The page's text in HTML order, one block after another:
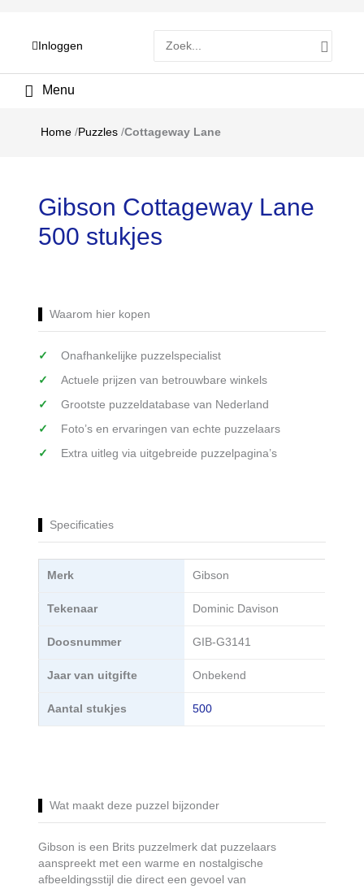
Inloggen
naar:
Hoofdmenu
Home /Puzzles /Cottageway Lane
Gibson Cottageway Lane
500 stukjes
Waarom hier kopen
Onafhankelijke puzzelspecialist
Actuele prijzen van betrouwbare winkels
Grootste puzzeldatabase van Nederland
Foto’s en ervaringen van echte puzzelaars
Extra uitleg via uitgebreide puzzelpagina’s
Specificaties
Merk Gibson
Tekenaar Dominic Davison
Doosnummer GIB-G3141
Jaar van uitgifte Onbekend
Aantal stukjes 500
Wat maakt deze puzzel bijzonder
Gibson is een Brits puzzelmerk dat puzzelaars
aanspreekt met een warme en nostalgische
afbeeldingsstijl die direct een gevoel van